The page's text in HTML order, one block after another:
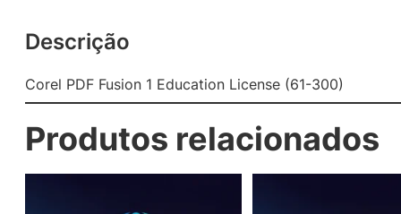
Descrição
Corel PDF Fusion 1 Education License (61-300)
Produtos relacionados